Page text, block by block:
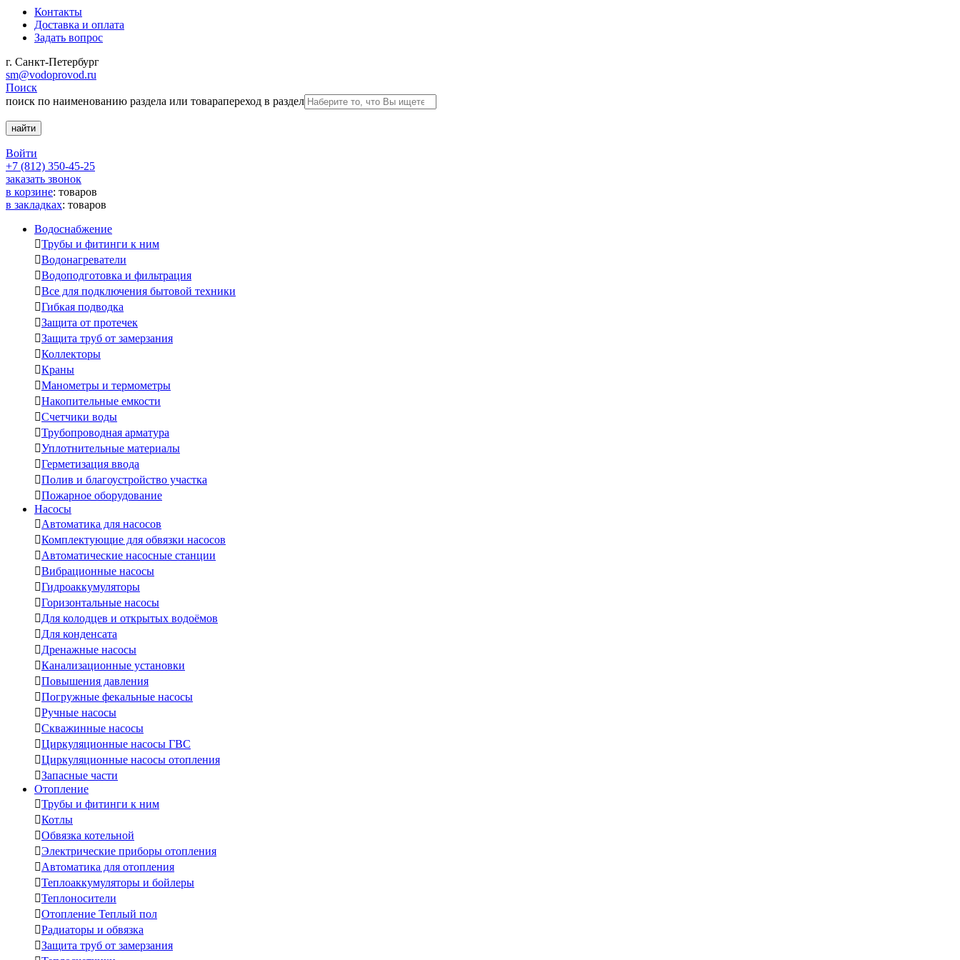
Контакты
Доставка и оплата
Задать вопрос
г. Санкт-Петербург
sm@vodoprovod.ru
Поиск
поиск по наименованию раздела или товарапереход в раздел
Войти
+7 (812) 350-45-25
заказать звонок
в корзине: товаров
в закладках: товаров
Водоснабжение
Трубы и фитинги к ним
Водонагреватели
Водоподготовка и фильтрация
Все для подключения бытовой техники
Гибкая подводка
Защита от протечек
Защита труб от замерзания
Коллекторы
Краны
Манометры и термометры
Накопительные емкости
Счетчики воды
Трубопроводная арматура
Уплотнительные материалы
Герметизация ввода
Полив и благоустройство участка
Пожарное оборудование
Насосы
Автоматика для насосов
Комплектующие для обвязки насосов
Автоматические насосные станции
Вибрационные насосы
Гидроаккумуляторы
Горизонтальные насосы
Для колодцев и открытых водоёмов
Для конденсата
Дренажные насосы
Канализационные установки
Повышения давления
Погружные фекальные насосы
Ручные насосы
Скважинные насосы
Циркуляционные насосы ГВС
Циркуляционные насосы отопления
Запасные части
Отопление
Трубы и фитинги к ним
Котлы
Обвязка котельной
Электрические приборы отопления
Автоматика для отопления
Теплоаккумуляторы и бойлеры
Теплоносители
Отопление Теплый пол
Радиаторы и обвязка
Защита труб от замерзания